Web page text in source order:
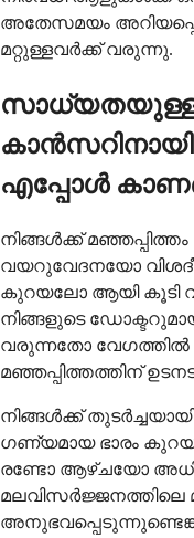
അതേസമയം
മറ്റുള്ളവർക്ക് വരുന്നു.
സാധ്യതയുള്ള
എപ്പോൾ
നിങ്ങൾക്ക്
വയറുവേദനയോ
കുറയലോ ആയി കൂടി
നിങ്ങളുടെ
വരുന്നതോ
മഞ്ഞപ്പിത്തത്തിന്
നിങ്ങൾക്ക്
ഗണ്യമായ ഭാരം
രണ്ടോ ആഴ്ചയോ
മലവിസർജ്ജനത്തിലെ